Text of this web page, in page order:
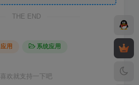
THE END
应用 系统应用
喜欢就支持一下吧